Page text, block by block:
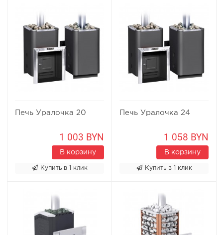
Печь Уралочка 20
1 003 BYN
В корзину
Купить в 1 клик
Печь Уралочка 24
1 058 BYN
В корзину
Купить в 1 клик